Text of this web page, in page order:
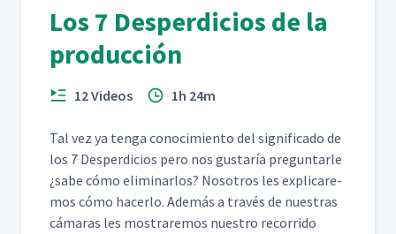
Los 7 Desperdicios de la
producción
12 Videos 1h 24m
Tal vez ya ten­ga conocimien­to del sig­nifi­ca­do de
los 7 Des­perdi­cios pero nos gus­taría pre­gun­tar­le
¿sabe cómo elim­i­nar­los? Nosotros les expli­care­
mos cómo hac­er­lo. Además a través de nues­tras
cámaras les mostraremos nue­stro recor­ri­do